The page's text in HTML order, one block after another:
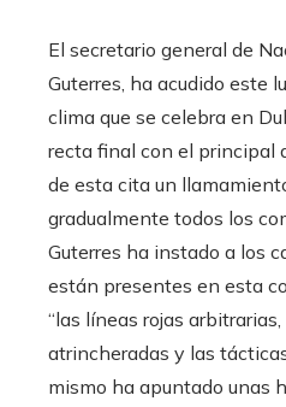
El secretario general de
Guterres, ha acudido este
clima que se celebra en
recta final con el principal
de esta cita un
gradualmente todos los
Guterres ha instado a los
están presentes en esta
“las líneas rojas
atrincheradas y las
mismo ha apuntado unas